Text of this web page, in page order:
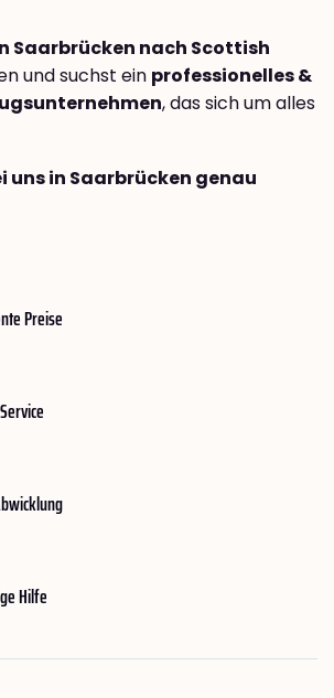
Saarbrücken nach Scottish
und suchst ein professionelles &
, das sich um alles
uns in Saarbrücken genau
Preise
Hilfe